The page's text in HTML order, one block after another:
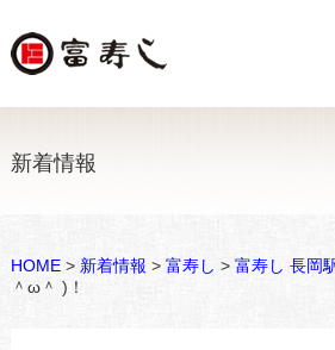
新着情報
HOME> 新着情報 > 富寿し > 富寿し 長岡
＾ω＾ )！